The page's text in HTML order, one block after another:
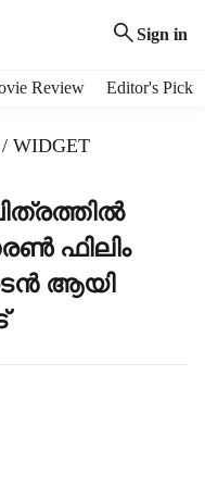
Sign in
Review Editor's Pick
WIDGET
ഫിലിം
ആയി